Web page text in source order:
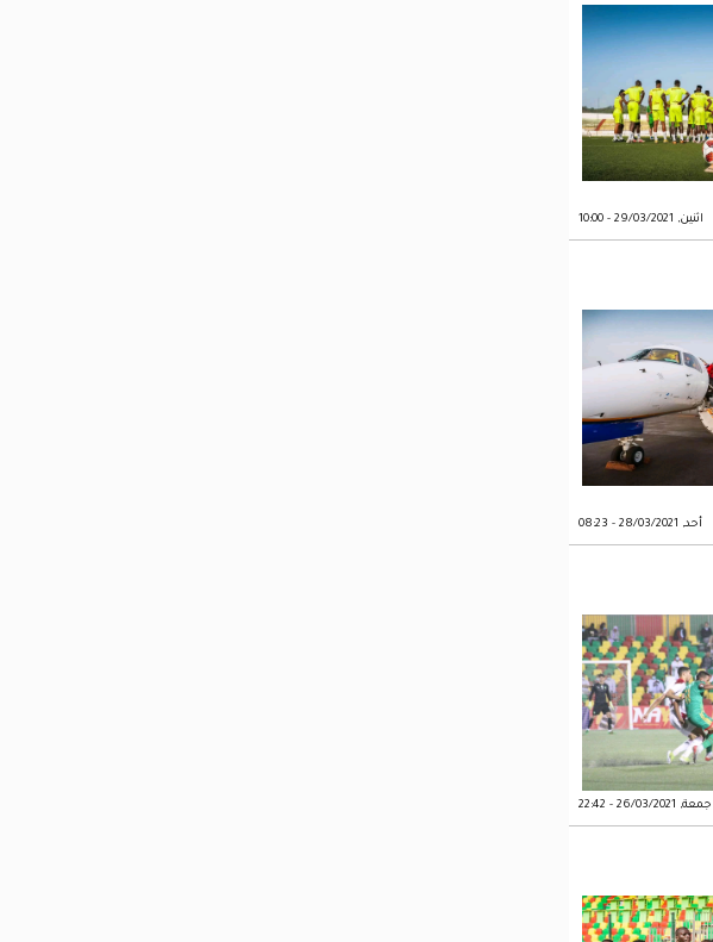
اثنين, 29/03/2021 - 10:00
أحد, 28/03/2021 - 08:23
جمعة, 26/03/2021 - 22:42